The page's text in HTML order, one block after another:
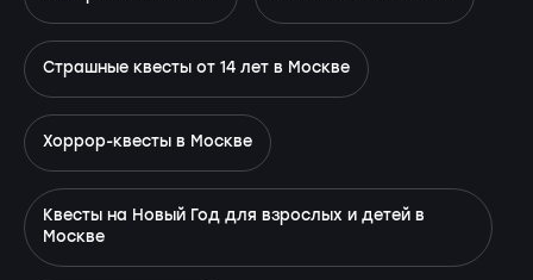
Страшные квесты от 14 лет в Москве
Хоррор-квесты в Москве
Квесты на Новый Год для взрослых и детей в
Москве